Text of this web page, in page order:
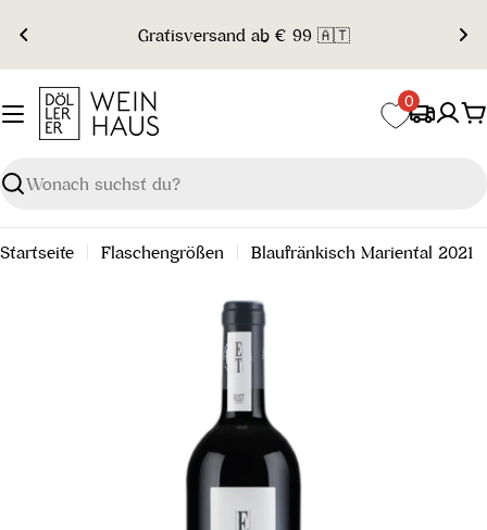
Inhalt
springen
Gratisversand ab € 99 🇦🇹
Suchen
0
Startseite Flaschengrößen Blaufränkisch Mariental 2021